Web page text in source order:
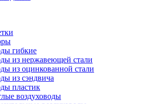
гибкие
из нержавеющей стали
из оцинкованной стали
из сэндвича
пластик
воздуховоды